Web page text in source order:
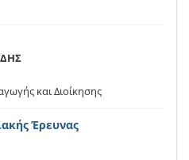
και Διοίκησης
Έρευνας